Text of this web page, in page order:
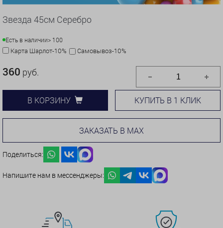
Звезда 45см Серебро
Есть в наличии> 100
Карта Шарлот-10% Самовывоз-10%
360 руб.
В КОРЗИНУ КУПИТЬ В 1 КЛИК
ЗАКАЗАТЬ В MAX
Поделиться:
Напишите нам в мессенджеры: